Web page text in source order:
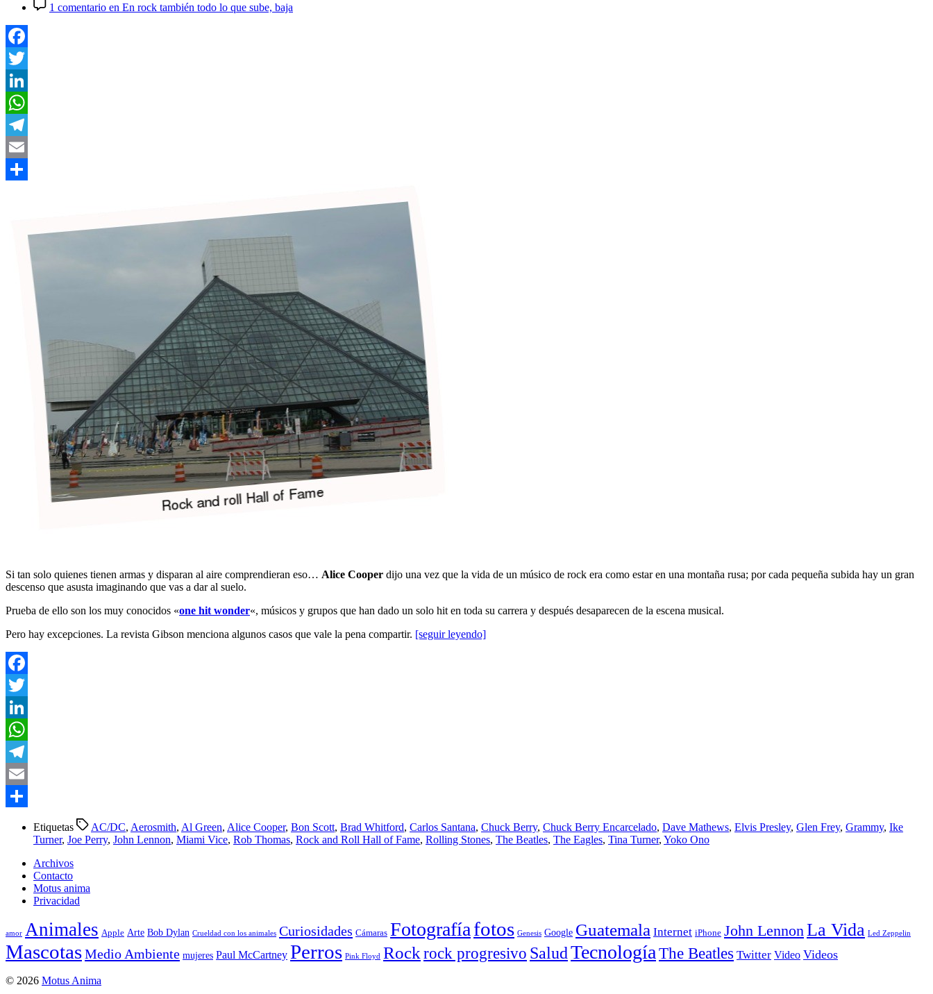
1 comentario en En rock también todo lo que sube, baja
Facebook
Twitter
LinkedIn
WhatsApp
Telegram
Email
Si tan solo quienes tienen armas y disparan al aire comprendieran eso… Alice Cooper dijo una vez que la vida de un músico de rock era como estar en una montaña rusa; por cada pequeña subida hay un gran
descenso que asusta imaginando que vas a dar al suelo.
Prueba de ello son los muy conocidos «one hit wonder«, músicos y grupos que han dado un solo hit en toda su carrera y después desaparecen de la escena musical.
Pero hay excepciones. La revista Gibson menciona algunos casos que vale la pena compartir. [seguir leyendo]
Facebook
Twitter
LinkedIn
WhatsApp
Telegram
Email
Etiquetas AC/DC, Aerosmith, Al Green, Alice Cooper, Bon Scott, Brad Whitford, Carlos Santana, Chuck Berry, Chuck Berry Encarcelado, Dave Mathews, Elvis Presley, Glen Frey, Grammy, Ike
Turner, Joe Perry, John Lennon, Miami Vice, Rob Thomas, Rock and Roll Hall of Fame, Rolling Stones, The Beatles, The Eagles, Tina Turner, Yoko Ono
Archivos
Contacto
Motus anima
Privacidad
amor Animales Apple Arte Bob Dylan Crueldad con los animales Curiosidades Cámaras Fotografíafotos Genesis Google Guatemala Internet iPhone John Lennon La Vida Led Zeppelin
MascotasMedio Ambiente mujeres Paul McCartney Perros Pink Floyd Rock rock progresivo SaludTecnología The Beatles Twitter Video Videos
© 2026 Motus Anima